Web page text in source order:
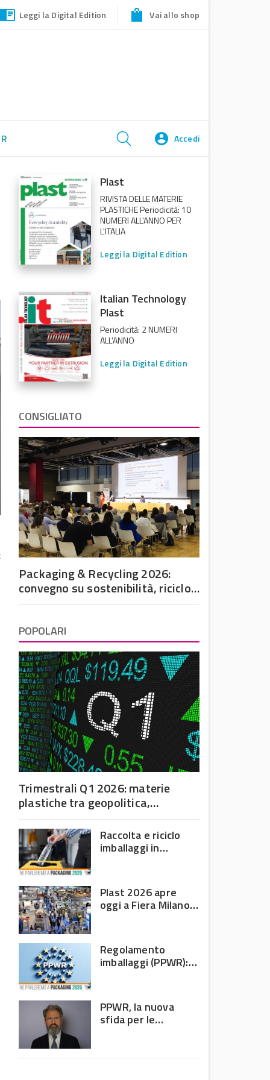
Leggi la Digital Edition Vai allo shop
Accedi
Plast
RIVISTA DELLE MATERIE
PLASTICHE Periodicità: 10
NUMERI ALL'ANNO PER
L'ITALIA
Leggi la Digital Edition
Italian Technology
Plast
Periodicità: 2 NUMERI
ALL'ANNO
Leggi la Digital Edition
CONSIGLIATO
Packaging & Recycling 2026:
convegno su sostenibilità, riciclo
e futuro dell’imballaggio in
POPOLARI
Trimestrali Q1 2026: materie
plastiche tra geopolitica,
domanda debole e corsa
all’efficienza Raccolta e riciclo
imballaggi in
e PPWR
Plast 2026 apre
oggi a Fiera Milano
plastiche
Regolamento
imballaggi (PPWR):
PPWR, la nuova
sfida per le
produce imballaggi